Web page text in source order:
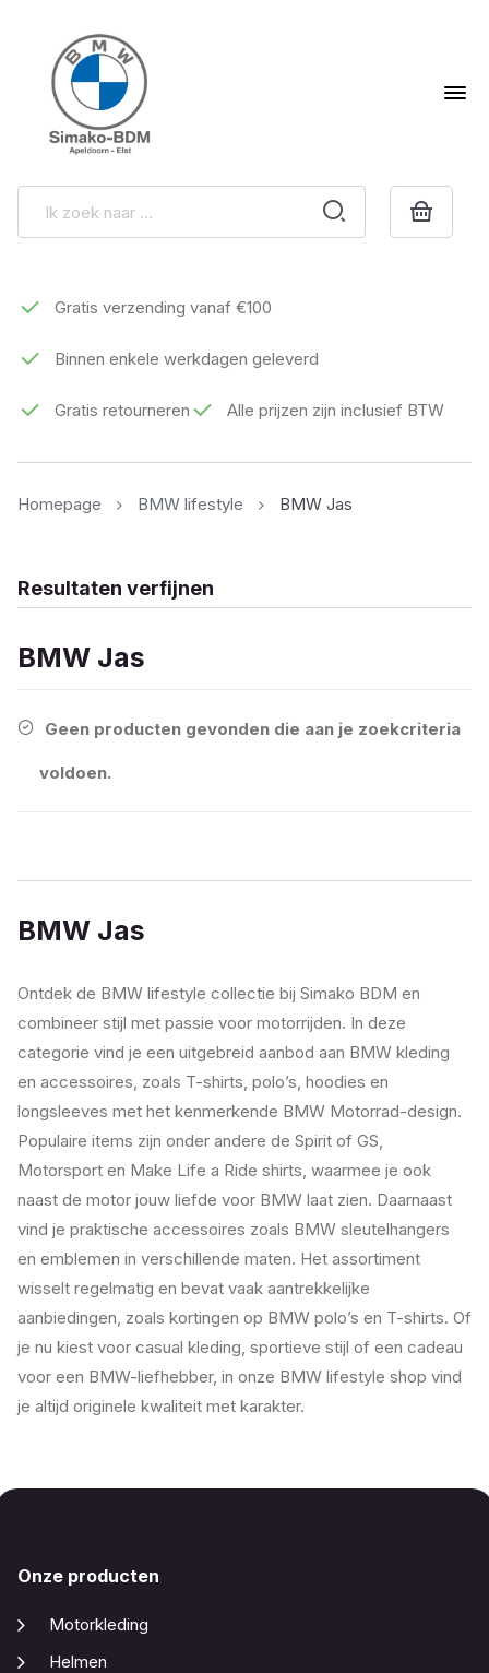
Gratis verzending vanaf €100
Binnen enkele werkdagen geleverd
Gratis retourneren Alle prijzen zijn inclusief BTW
Homepage BMW lifestyle BMW Jas
BMW Jas
Geen producten gevonden die aan je zoekcriteria
voldoen.
Resultaten verfijnen
BMW Jas
Ontdek de BMW lifestyle collectie bij Simako BDM en
combineer stijl met passie voor motorrijden. In deze
categorie vind je een uitgebreid aanbod aan BMW kleding
en accessoires, zoals T-shirts, polo’s, hoodies en
longsleeves met het kenmerkende BMW Motorrad-design.
Populaire items zijn onder andere de Spirit of GS,
Motorsport en Make Life a Ride shirts, waarmee je ook
naast de motor jouw liefde voor BMW laat zien. Daarnaast
vind je praktische accessoires zoals BMW sleutelhangers
en emblemen in verschillende maten. Het assortiment
wisselt regelmatig en bevat vaak aantrekkelijke
aanbiedingen, zoals kortingen op BMW polo’s en T-shirts. Of
je nu kiest voor casual kleding, sportieve stijl of een cadeau
voor een BMW-liefhebber, in onze BMW lifestyle shop vind
je altijd originele kwaliteit met karakter.
Onze producten
Motorkleding
Helmen